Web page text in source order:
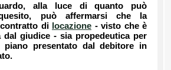
alla luce di quanto può
può affermarsi che la
di locazione - visto che è
dal giudice - sia propedeutica per
piano presentato dal debitore in